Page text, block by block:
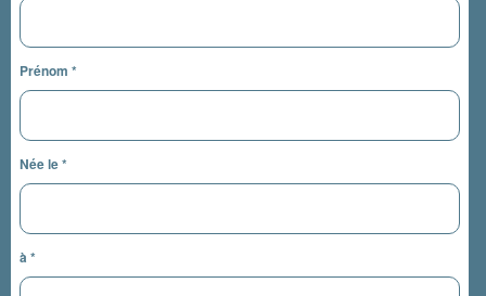
Prénom*
Née le*
à*